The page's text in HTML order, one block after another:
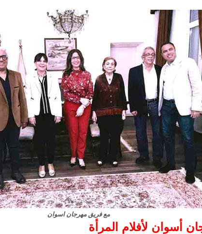
مع فريق مهرجان اسوان
أسوان لأفلام المرأة